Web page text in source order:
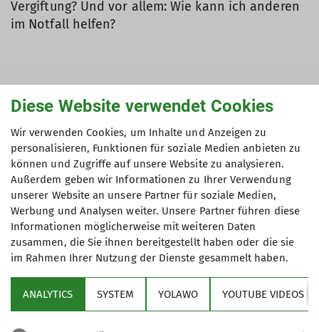
Vergiftung? Und vor allem: Wie kann ich anderen
im Notfall helfen?
Die kindgerechte Beantwortung dieser Fragen
haben sich der Förderverein der Luftrettung für
das Allgäu Christoph 17 Kempten e.V. und der K&L
Verlag zum Ziel gesetzt und ein
leichtverständliches Mal- und Arbeitsbuch für
Mädchen und Jungen im Grundschulalter
herausgegeben.
Das Buch mit vielen auszumalenden Bildern
Notfällen Erste Hilfe leisten zu können.
Diese Website verwendet Cookies
Wir verwenden Cookies, um Inhalte und Anzeigen zu
personalisieren, Funktionen für soziale Medien anbieten zu
können und Zugriffe auf unsere Website zu analysieren.
Außerdem geben wir Informationen zu Ihrer Verwendung
unserer Website an unsere Partner für soziale Medien,
Werbung und Analysen weiter. Unsere Partner führen diese
Informationen möglicherweise mit weiteren Daten
zusammen, die Sie ihnen bereitgestellt haben oder die sie
im Rahmen Ihrer Nutzung der Dienste gesammelt haben.
ANALYTICS SYSTEM YOLAWO YOUTUBE VIDEOS